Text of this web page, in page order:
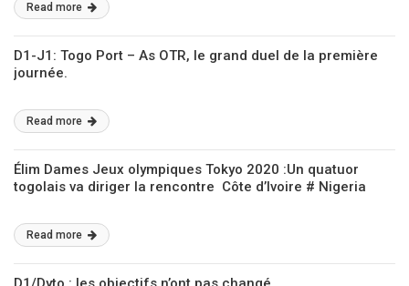
Read more
D1-J1: Togo Port – As OTR, le grand duel de la première
journée.
Read more
Élim Dames Jeux olympiques Tokyo 2020 :Un quatuor
togolais va diriger la rencontre Côte d’Ivoire # Nigeria
Read more